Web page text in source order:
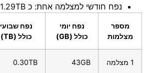
נפח חודשי למצלמה אחת: כ 1.29TB
מספר
מצלמות
נפח יומי
כולל (GB)
נפח שבועי
כולל (TB)
1 מצלמה 43GB
0.30TB